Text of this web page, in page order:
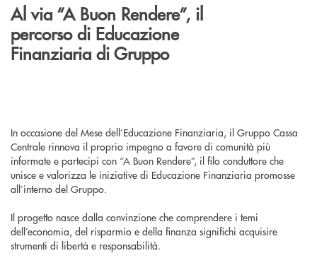
Al via “A Buon Rendere”, il
percorso di Educazione
Finanziaria di Gruppo
In occasione del Mese dell’Educazione Finanziaria, il Gruppo Cassa
Centrale rinnova il proprio impegno a favore di comunità più
informate e partecipi con “A Buon Rendere”, il filo conduttore che
unisce e valorizza le iniziative di Educazione Finanziaria promosse
all’interno del Gruppo.
Il progetto nasce dalla convinzione che comprendere i temi
dell’economia, del risparmio e della finanza significhi acquisire
strumenti di libertà e responsabilità.